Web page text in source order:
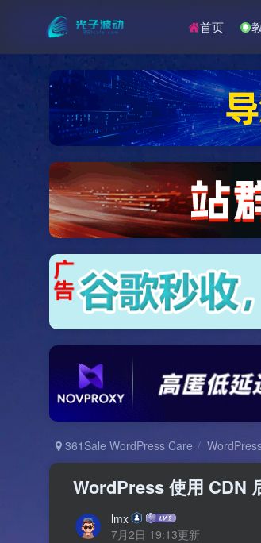
首页
361Sale WordPress Care
WordPress 使用 CDN
lmx
7月2日 19:13更新